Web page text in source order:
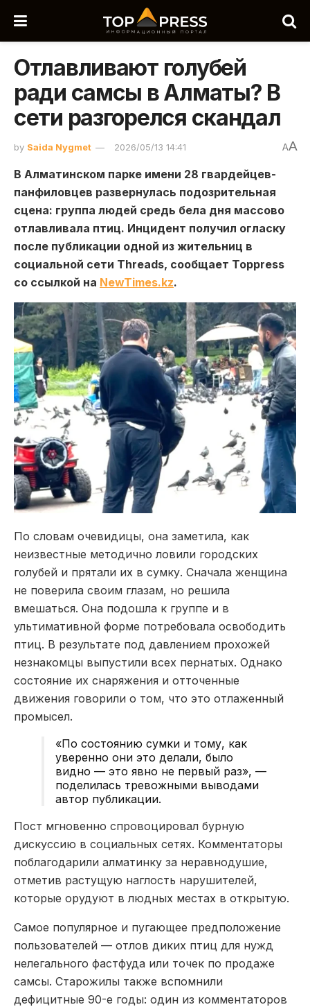
Отлавливают голубей
ради самсы в Алматы? В
сети разгорелся скандал
by Saida Nygmet 2026/05/13 14:41 AA
В Алматинском парке имени 28 гвардейцев-
панфиловцев развернулась подозрительная
сцена: группа людей средь бела дня массово
отлавливала птиц. Инцидент получил огласку
после публикации одной из жительниц в
социальной сети Threads, сообщает Toppress
со ссылкой на NewTimes.kz.
По словам очевидицы, она заметила, как
неизвестные методично ловили городских
голубей и прятали их в сумку. Сначала женщина
не поверила своим глазам, но решила
вмешаться. Она подошла к группе и в
ультимативной форме потребовала освободить
птиц. В результате под давлением прохожей
незнакомцы выпустили всех пернатых. Однако
состояние их снаряжения и отточенные
движения говорили о том, что это отлаженный
промысел.
«По состоянию сумки и тому, как
уверенно они это делали, было
видно — это явно не первый раз», —
поделилась тревожными выводами
автор публикации.
Пост мгновенно спровоцировал бурную
дискуссию в социальных сетях. Комментаторы
поблагодарили алматинку за неравнодушие,
отметив растущую наглость нарушителей,
которые орудуют в людных местах в открытую.
Самое популярное и пугающее предположение
пользователей — отлов диких птиц для нужд
нелегального фастфуда или точек по продаже
самсы. Старожилы также вспомнили
дефицитные 90-е годы: один из комментаторов